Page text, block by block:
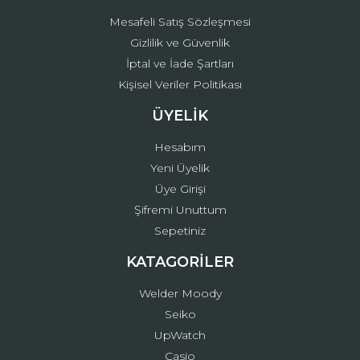
Mesafeli Satış Sözleşmesi
Gizlilik ve Güvenlik
İptal ve İade Şartları
Kişisel Veriler Politikası
ÜYELİK
Hesabım
Yeni Üyelik
Üye Girişi
Şifremi Unuttum
Sepetiniz
KATAGORİLER
Welder Moody
Seiko
UpWatch
Casio